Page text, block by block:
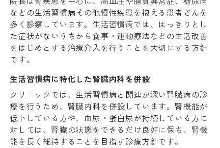
などの生活習慣病その他慢性疾患を抱える患者さんを
多く診察しています。生活習慣病では、はっきりとし
た症状がないうちから食事・運動療法などの生活改善
をはじめとする治療介入を行うことを大切にする方針
です。
生活習慣病に特化した腎臓内科を併設
クリニックでは、生活習慣病と関連が深い腎臓病の診
療を行うため、腎臓内科を併設しています。腎機能が
低下している方や、血尿・蛋白尿が持続している方に
対しては、腎臓の状態をできるだけ良好に保ち、腎機
能を長く維持することを目指す診療方針です。